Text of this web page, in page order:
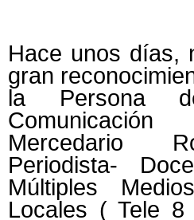
Hace unos días,
gran
la Persona
Mercedario
Periodista-
Múltiples
Locales ( Tele 8